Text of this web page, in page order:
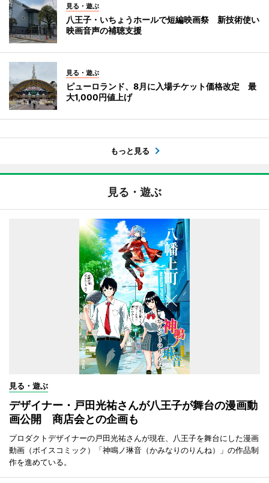
見る・遊ぶ
八王子・いちょうホールで短編映画祭 新技術使い
映画音声の補聴支援
見る・遊ぶ
ピューロランド、8月に入場チケット価格改定 最
大1,000円値上げ
もっと見る
見る・遊ぶ
見る・遊ぶ
デザイナー・戸田光祐さんが八王子が舞台の漫画動
画公開 商店会との企画も
プロダクトデザイナーの戸田光祐さんが現在、八王子を舞台にした漫画
動画（ボイスコミック）「神鳴ノ琳音（かみなりのりんね）」の作品制
作を進めている。